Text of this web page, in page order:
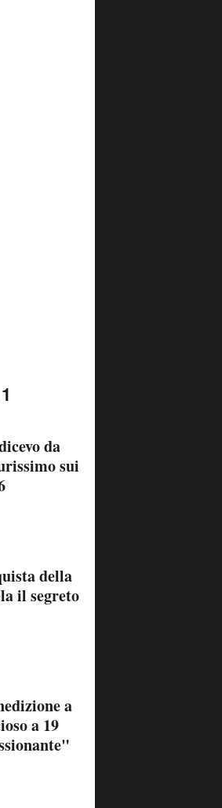
da
sui
della
il segreto
a
a 19